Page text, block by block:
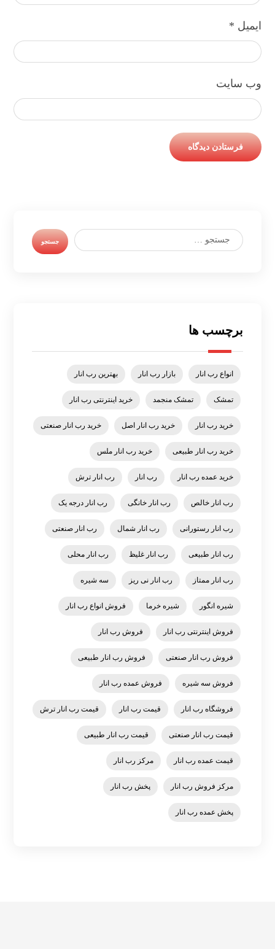
ایمیل *
وب‌ سایت
برچسب ها
انواع رب انار بازار رب انار بهترین رب انار
تمشک تمشک منجمد خرید اینترنتی رب انار
خرید رب انار خرید رب انار اصل خرید رب انار صنعتی
خرید رب انار طبیعی خرید رب انار ملس
خرید عمده رب انار رب انار رب انار ترش
رب انار خالص رب انار خانگی رب انار درجه یک
رب انار رستورانی رب انار شمال رب انار صنعتی
رب انار طبیعی رب انار غلیظ رب انار محلی
رب انار ممتاز رب انار نی ریز سه شیره
شیره انگور شیره خرما فروش انواع رب انار
فروش اینترنتی رب انار فروش رب انار
فروش رب انار صنعتی فروش رب انار طبیعی
فروش سه شیره فروش عمده رب انار
فروشگاه رب انار قیمت رب انار قیمت رب انار ترش
قیمت رب انار صنعتی قیمت رب انار طبیعی
قیمت عمده رب انار مرکز رب انار
مرکز فروش رب انار پخش رب انار
پخش عمده رب انار